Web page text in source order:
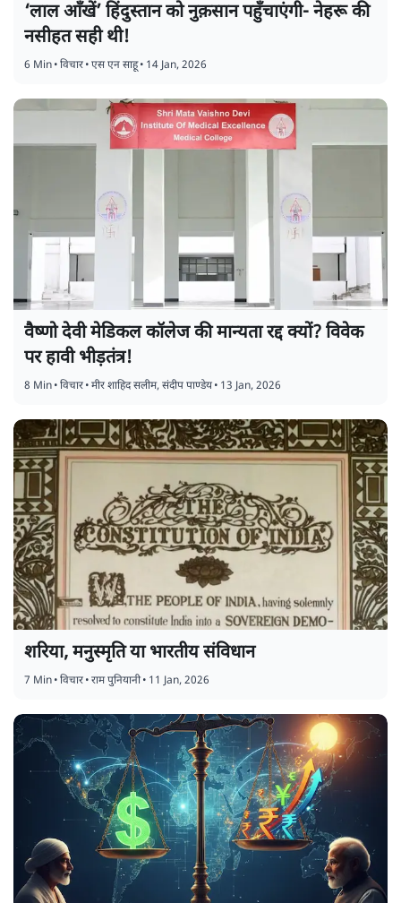
‘लाल आँखें’ हिंदुस्तान को नुक़सान पहुँचाएंगी- नेहरू की
नसीहत सही थी!
6 Min•विचार•एस एन साहू• 14 Jan, 2026
वैष्णो देवी मेडिकल कॉलेज की मान्यता रद्द क्यों? विवेक
पर हावी भीड़तंत्र!
8 Min•विचार•मीर शाहिद सलीम,संदीप पाण्डेय• 13 Jan, 2026
शरिया, मनुस्मृति या भारतीय संविधान
7 Min•विचार•राम पुनियानी• 11 Jan, 2026